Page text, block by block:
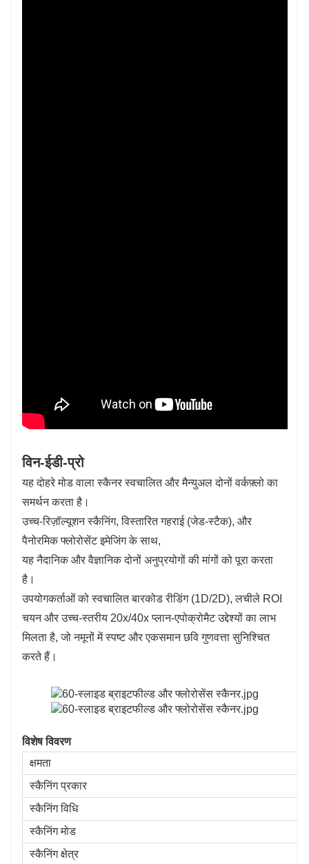
विन-ईडी-प्रो
यह दोहरे मोड वाला स्कैनर स्वचालित और मैन्युअल दोनों वर्कफ़्लो का
समर्थन करता है।
उच्च-रिज़ॉल्यूशन स्कैनिंग, विस्तारित गहराई (जेड-स्टैक), और
पैनोरमिक फ्लोरोसेंट इमेजिंग के साथ,
यह नैदानिक ​​और वैज्ञानिक दोनों अनुप्रयोगों की मांगों को पूरा करता
है।
उपयोगकर्ताओं को स्वचालित बारकोड रीडिंग (1D/2D), लचीले ROI
चयन और उच्च-स्तरीय 20x/40x प्लान-एपोक्रोमैट उद्देश्यों का लाभ
मिलता है, जो नमूनों में स्पष्ट और एकसमान छवि गुणवत्ता सुनिश्चित
करते हैं।
विशेष विवरण
क्षमता
स्कैनिंग प्रकार
स्कैनिंग विधि
स्कैनिंग मोड
स्कैनिंग क्षेत्र